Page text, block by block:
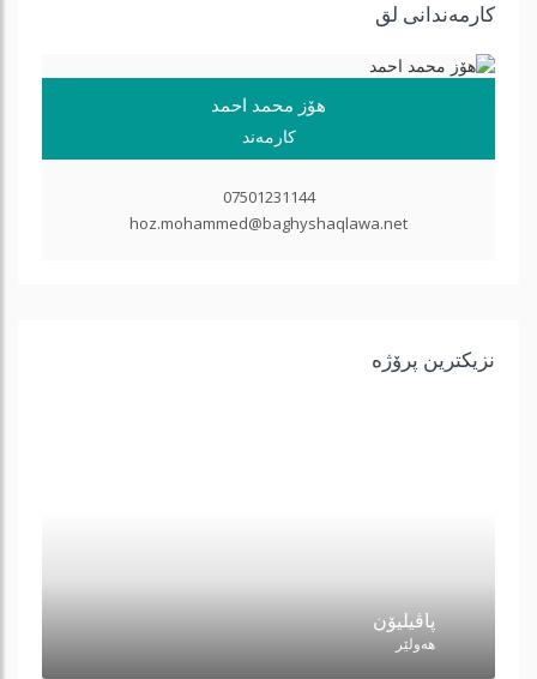
كارمه‌ندانی لق
هۆز محمد احمد
کارمەند
07501231144
hoz.mohammed@baghyshaqlawa.net
نزیكترین پرۆژه‌
پاڤیلیۆن
هه‌ولێر